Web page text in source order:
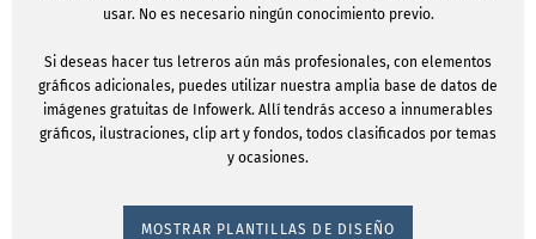
usar. No es necesario ningún conocimiento previo.
Si deseas hacer tus letreros aún más profesionales, con elementos
gráficos adicionales, puedes utilizar nuestra amplia base de datos de
imágenes gratuitas de Infowerk. Allí tendrás acceso a innumerables
gráficos, ilustraciones, clip art y fondos, todos clasificados por temas
y ocasiones.
MOSTRAR PLANTILLAS DE DISEÑO